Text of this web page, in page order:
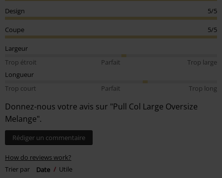
Design 5/5
Coupe 5/5
Largeur
Trop étroit
Parfait
Trop large
Longueur
Trop court
Parfait Trop long
Donnez-nous votre avis sur "Pull Col Large Oversize
Melange".
Rédiger un commentaire
How do reviews work?
Trier par
Date Utile